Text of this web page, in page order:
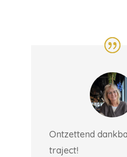
Ontzettend
traject!